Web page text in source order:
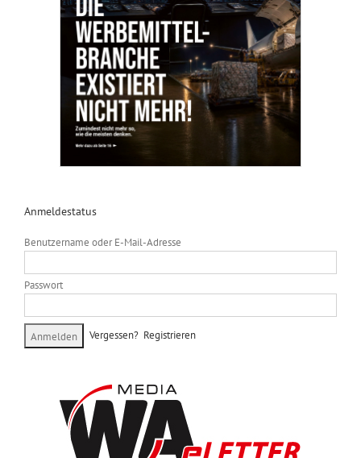
Anmeldestatus
Benutzername oder E-Mail-Adresse
Passwort
Vergessen? Registrieren